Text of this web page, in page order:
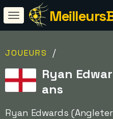
JOUEURS /
Ryan
ans
Ryan Edwards